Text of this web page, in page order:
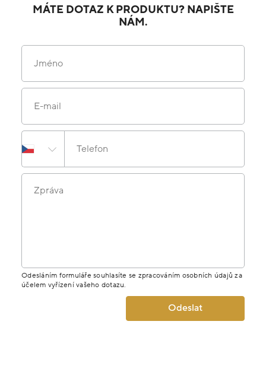
MÁTE DOTAZ K PRODUKTU? NAPIŠTE
NÁM.
Jméno
E-mail
Telefon
Zpráva
Odesláním formuláře souhlasíte se zpracováním osobních údajů za
účelem vyřízení vašeho dotazu.
Odeslat